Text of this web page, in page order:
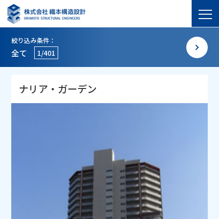
絞り込み条件：
全て 1/401
ナリア・ガーデン